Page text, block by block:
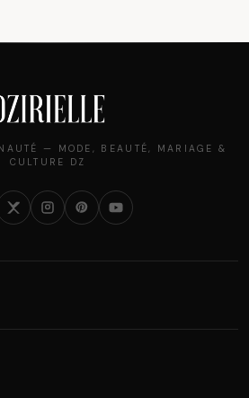
— MODE, BEAUTÉ, MARIAGE &
CULTURE DZ